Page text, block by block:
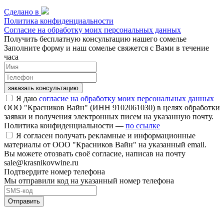
Сделано в
Политика конфиденциальности
Согласие на обработку моих персональных данных
Получить бесплатную консультацию нашего сомелье
Заполните форму и наш сомелье свяжется с Вами в течение
часа
заказать консультацию
Я даю согласие на обработку моих персональных данных
ООО "Красников Вайн" (ИНН 9102061030) в целях обработки
заявки и получения электронных писем на указанную почту.
Политика конфиденциальности — по ссылке
Я согласен получать рекламные и информационные
материалы от ООО "Красников Вайн" на указанный email.
Вы можете отозвать своё согласие, написав на почту
sale@krasnikovwine.ru
Подтвердите номер телефона
Мы отправили код на указанный номер телефона
Отправить